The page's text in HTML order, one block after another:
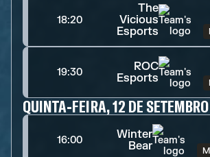
18:20
The
Vicious
Esports
19:30
ROC
Esports
QUINTA-FEIRA, 12 DE SETEMBRO
16:00
Winter
Bear